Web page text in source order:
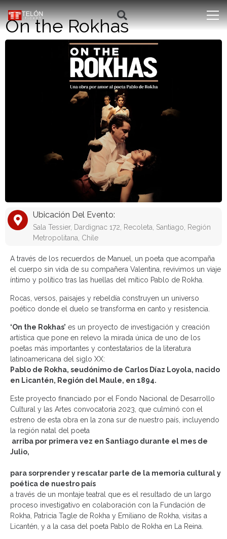
On the Rokhas
Ubicación Del Evento:
Sala Tessier, Dardignac 172, Recoleta, Santiago, Región
Metropolitana, Chile
A través de los recuerdos de Manuel, un poeta que acompaña
el cuerpo sin vida de su compañera Valentina, revivimos un viaje
íntimo y político tras las huellas del mítico Pablo de Rokha.
Rocas, versos, paisajes y rebeldía construyen un universo
poético donde el duelo se transforma en canto y resistencia.
‘On the Rokhas’ es un proyecto de investigación y creación
artística que pone en relevo la mirada única de uno de los
poetas más importantes y contestatarios de la literatura
latinoamericana del siglo XX:
Pablo de Rokha, seudónimo de Carlos Díaz Loyola, nacido
en Licantén, Región del Maule, en 1894.
Este proyecto financiado por el Fondo Nacional de Desarrollo
Cultural y las Artes convocatoria 2023, que culminó con el
estreno de esta obra en la zona sur de nuestro país, incluyendo
la región natal del poeta
arriba por primera vez en Santiago durante el mes de
Julio,
para sorprender y rescatar parte de la memoria cultural y
poética de nuestro país
a través de un montaje teatral que es el resultado de un largo
proceso investigativo en colaboración con la Fundación de
Rokha, Patricia Tagle de Rokha y Emiliano de Rokha, visitas a
Licantén, y a la casa del poeta Pablo de Rokha en La Reina.